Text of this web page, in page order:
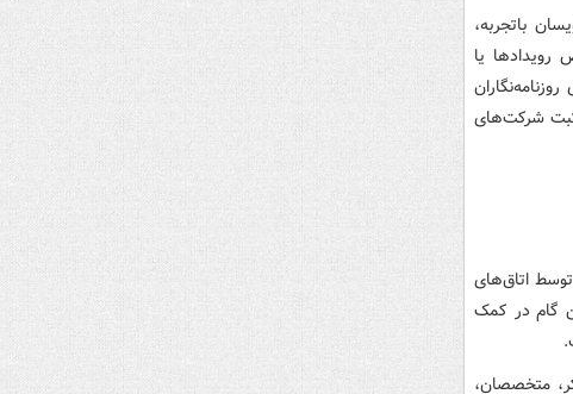
باتجربه،
رویدادها یا
شرکت‌های
اتاق‌های
گام در کمک
متخصصان،